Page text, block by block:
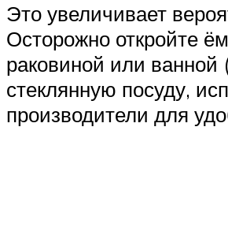
Это увеличивает
Осторожно откройте
раковиной или ванной
стеклянную посуду,
производители для